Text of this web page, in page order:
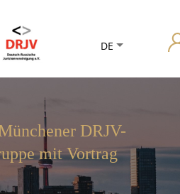
DE
DRJV-
mit Vortrag